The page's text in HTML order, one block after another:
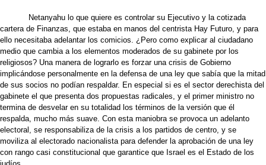
Netanyahu lo que quiere es controlar su Ejecutivo y la cotizada
cartera de Finanzas, que estaba en manos del centrista Hay Futuro, y para
ello necesitaba adelantar los comicios. ¿Pero como explicar al ciudadano
medio que cambia a los elementos moderados de su gabinete por los
religiosos? Una manera de lograrlo es forzar una crisis de Gobierno
implicándose personalmente en la defensa de una ley que sabía que la mitad
de sus socios no podían respaldar. En especial si es el sector derechista del
gabinete el que presenta dos propuestas radicales, y el primer ministro no
termina de desvelar en su totalidad los términos de la versión que él
respalda, mucho más suave. Con esta maniobra se provoca un adelanto
electoral, se responsabiliza de la crisis a los partidos de centro, y se
moviliza al electorado nacionalista para defender la aprobación de una ley
con rango casi constitucional que garantice que Israel es el Estado de los